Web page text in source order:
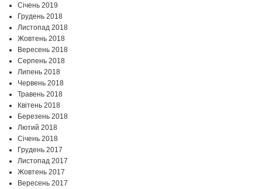
Січень 2019
Грудень 2018
Листопад 2018
Жовтень 2018
Вересень 2018
Серпень 2018
Липень 2018
Червень 2018
Травень 2018
Квітень 2018
Березень 2018
Лютий 2018
Січень 2018
Грудень 2017
Листопад 2017
Жовтень 2017
Вересень 2017